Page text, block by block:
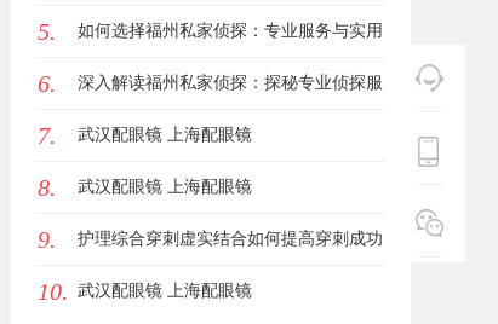
选择与行业前景
5. 如何选择福州私家侦探：专业服务与实用
指南详解
6. 深入解读福州私家侦探：探秘专业侦探服
务的魅力与实用价值
7. 武汉配眼镜 上海配眼镜
8. 武汉配眼镜 上海配眼镜
9. 护理综合穿刺虚实结合如何提高穿刺成功
率？立方幻境给出答案
10. 武汉配眼镜 上海配眼镜